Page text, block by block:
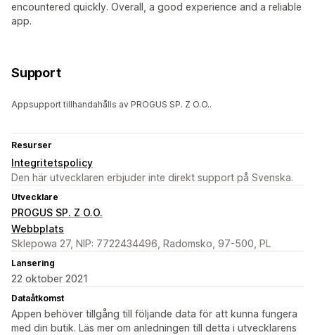
encountered quickly. Overall, a good experience and a reliable
app.
Support
Appsupport tillhandahålls av PROGUS SP. Z O.O..
Resurser
Integritetspolicy
Den här utvecklaren erbjuder inte direkt support på Svenska.
Utvecklare
PROGUS SP. Z O.O.
Webbplats
Sklepowa 27, NIP: 7722434496, Radomsko, 97-500, PL
Lansering
22 oktober 2021
Dataåtkomst
Appen behöver tillgång till följande data för att kunna fungera
med din butik. Läs mer om anledningen till detta i utvecklarens